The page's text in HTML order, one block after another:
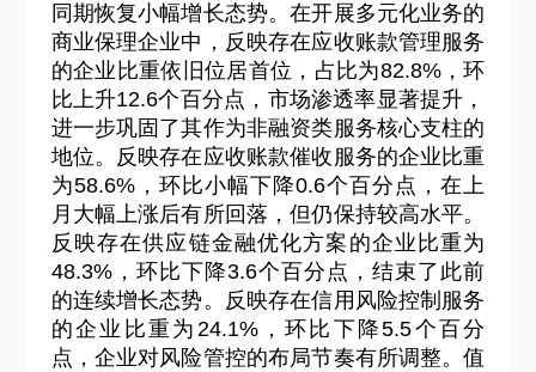
同期恢复小幅增长态势。在开展多元化业务的
商业保理企业中，反映存在应收账款管理服务
的企业比重依旧位居首位，占比为82.8%，环
比上升12.6个百分点，市场渗透率显著提升，
进一步巩固了其作为非融资类服务核心支柱的
地位。反映存在应收账款催收服务的企业比重
为58.6%，环比小幅下降0.6个百分点，在上
月大幅上涨后有所回落，但仍保持较高水平。
反映存在供应链金融优化方案的企业比重为
48.3%，环比下降3.6个百分点，结束了此前
的连续增长态势。反映存在信用风险控制服务
的企业比重为24.1%，环比下降5.5个百分
点，企业对风险管控的布局节奏有所调整。值